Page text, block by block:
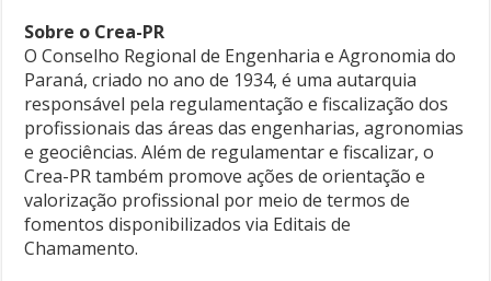
Sobre o Crea-PR
O Conselho Regional de Engenharia e Agronomia do
Paraná, criado no ano de 1934, é uma autarquia
responsável pela regulamentação e fiscalização dos
profissionais das áreas das engenharias, agronomias
e geociências. Além de regulamentar e fiscalizar, o
Crea-PR também promove ações de orientação e
valorização profissional por meio de termos de
fomentos disponibilizados via Editais de
Chamamento.